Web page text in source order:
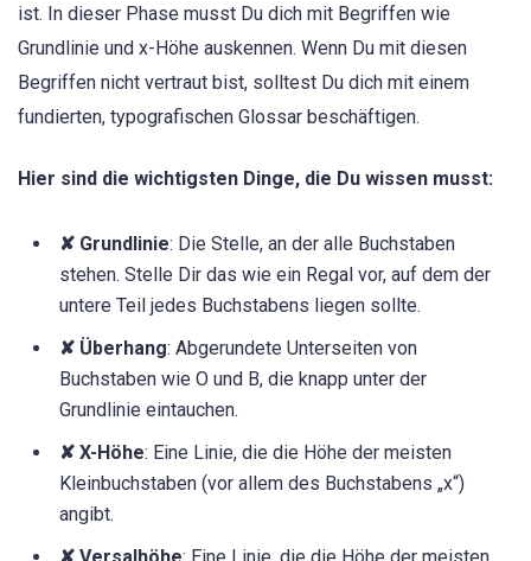
ist. In dieser Phase musst Du dich mit Begriffen wie
Grundlinie und x-Höhe auskennen. Wenn Du mit diesen
Begriffen nicht vertraut bist, solltest Du dich mit einem
fundierten, typografischen Glossar beschäftigen.
Hier sind die wichtigsten Dinge, die Du wissen musst:
✘ Grundlinie: Die Stelle, an der alle Buchstaben
stehen. Stelle Dir das wie ein Regal vor, auf dem der
untere Teil jedes Buchstabens liegen sollte.
✘ Überhang: Abgerundete Unterseiten von
Buchstaben wie O und B, die knapp unter der
Grundlinie eintauchen.
✘ X-Höhe: Eine Linie, die die Höhe der meisten
Kleinbuchstaben (vor allem des Buchstabens „x“)
angibt.